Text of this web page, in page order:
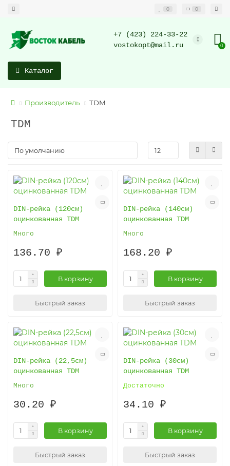
0 0
+7 (423) 224-33-22
vostokopt@mail.ru
0
Каталог
Производитель TDM
TDM
DIN-рейка (120см)
оцинкованная TDM
Много
136.70 ₽
В корзину
Быстрый заказ
DIN-рейка (140см)
оцинкованная TDM
Много
168.20 ₽
В корзину
Быстрый заказ
DIN-рейка (22,5см)
оцинкованная TDM
Много
30.20 ₽
В корзину
Быстрый заказ
DIN-рейка (30см)
оцинкованная TDM
Достаточно
34.10 ₽
В корзину
Быстрый заказ